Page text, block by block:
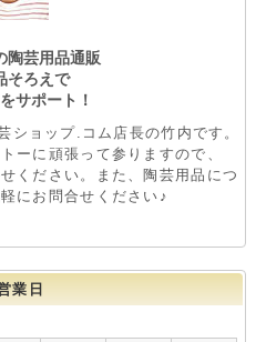
陶芸用品通販
そろえで
サポート！
ショップ.コム店長の竹内です。
ーに頑張って参りますので、
ください。また、陶芸用品につ
にお問合せください♪
業日